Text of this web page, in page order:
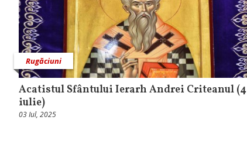
Rugăciuni
Acatistul Sfântului Ierarh Andrei Criteanul (4
iulie)
03 Iul, 2025